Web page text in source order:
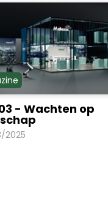
- Wachten op
2025